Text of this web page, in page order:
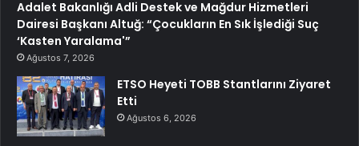
Adalet Bakanlığı Adli Destek ve Mağdur Hizmetleri
Dairesi Başkanı Altuğ: “Çocukların En Sık İşlediği Suç
‘Kasten Yaralama'”
Ağustos 7, 2026
ETSO Heyeti TOBB Stantlarını Ziyaret
Etti
Ağustos 6, 2026